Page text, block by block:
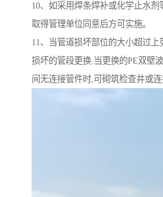
10、如采用焊条焊补或化学止水剂
取得管理单位同意后方可实施。
11、当管道损坏部位的大小超过
损坏的管段更换.当更换的PE双壁
间无连接管件时,可砌筑检查井或连